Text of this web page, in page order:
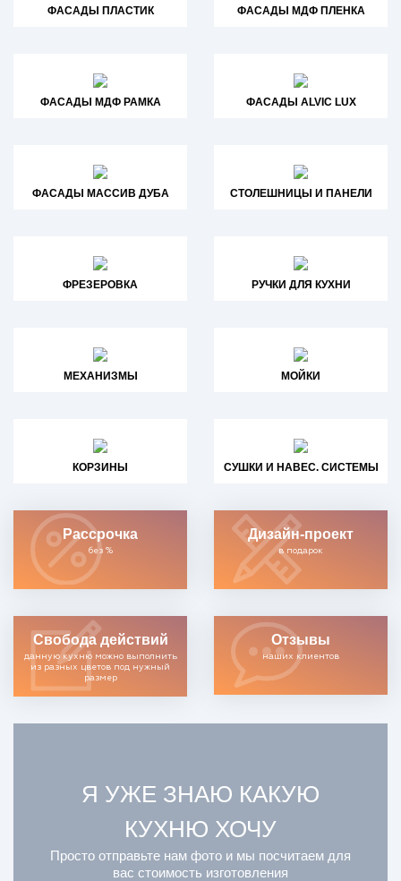
ФАСАДЫ ПЛАСТИК ФАСАДЫ МДФ ПЛЕНКА
ФАСАДЫ МДФ РАМКА ФАСАДЫ ALVIC LUX
ФАСАДЫ МАССИВ ДУБА СТОЛЕШНИЦЫ И ПАНЕЛИ
ФРЕЗЕРОВКА РУЧКИ ДЛЯ КУХНИ
МЕХАНИЗМЫ МОЙКИ
КОРЗИНЫ СУШКИ И НАВЕС. СИСТЕМЫ
Рассрочка
без %
Дизайн-проект
в подарок
Свобода действий
данную кухню можно выполнить
из разных цветов под нужный
размер
Отзывы
наших клиентов
Я УЖЕ ЗНАЮ КАКУЮ
КУХНЮ ХОЧУ
Просто отправьте нам фото и мы посчитаем для
вас стоимость изготовления